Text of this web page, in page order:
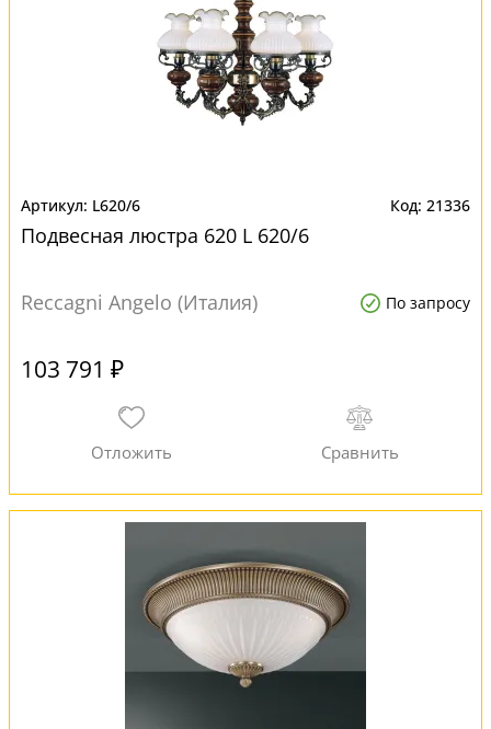
L620/6 21336
Подвесная люстра 620 L 620/6
Reccagni Angelo (Италия) По запросу
103 791 ₽